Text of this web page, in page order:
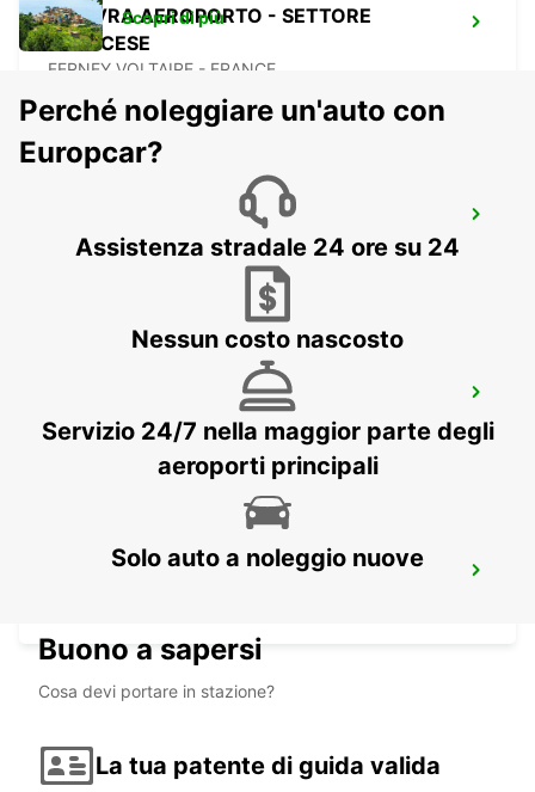
GINEVRA AEROPORTO - SETTORE
FRANCESE
FERNEY VOLTAIRE - FRANCE
ANNEMASSE - FRANCE
NYON - SWITZERLAND
Scopri di più
Perché noleggiare un'auto con
Europcar?
Assistenza stradale 24 ore su 24
Nessun costo nascosto
Servizio 24/7 nella maggior parte degli
aeroporti principali
Solo auto a noleggio nuove
Buono a sapersi
Cosa devi portare in stazione?
La tua patente di guida valida